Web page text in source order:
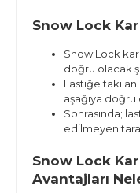
Snow Lock Kar
Snow Lock kar
doğru olacak
Lastiğe
aşağıya
Sonrasında;
edilmeyen
Snow Lock Kar
Avantajları